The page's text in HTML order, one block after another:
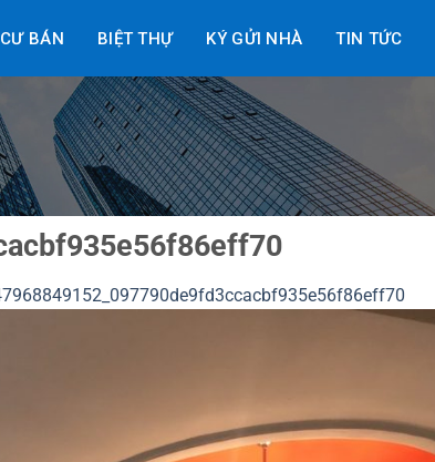
BÁN BIỆT THỰ KÝ GỬI NHÀ TIN TỨC